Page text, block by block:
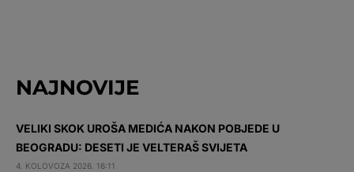
NAJNOVIJE
VELIKI SKOK UROŠA MEDIĆA NAKON POBJEDE U
BEOGRADU: DESETI JE VELTERAŠ SVIJETA
4. KOLOVOZA 2026. 16:11